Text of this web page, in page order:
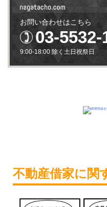
お問い合わせはこちら
03-5532-
9:00-18:00 除く土日祝祭日
不動産借家に関